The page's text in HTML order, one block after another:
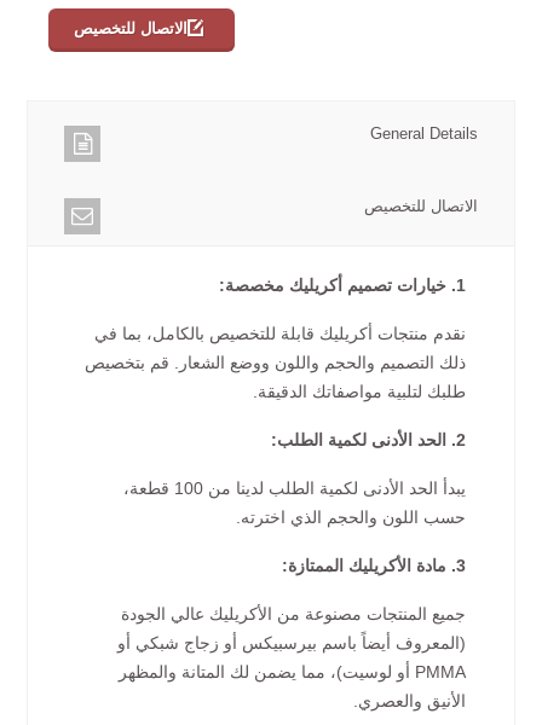
الاتصال للتخصيص
General Details
الاتصال للتخصيص
1. خيارات تصميم أكريليك مخصصة:
نقدم منتجات أكريليك قابلة للتخصيص بالكامل، بما في
ذلك التصميم والحجم واللون ووضع الشعار. قم بتخصيص
طلبك لتلبية مواصفاتك الدقيقة.
2. الحد الأدنى لكمية الطلب:
يبدأ الحد الأدنى لكمية الطلب لدينا من 100 قطعة،
حسب اللون والحجم الذي اخترته.
3. مادة الأكريليك الممتازة:
جميع المنتجات مصنوعة من الأكريليك عالي الجودة
(المعروف أيضاً باسم بيرسبيكس أو زجاج شبكي أو
PMMA أو لوسيت)، مما يضمن لك المتانة والمظهر
الأنيق والعصري.